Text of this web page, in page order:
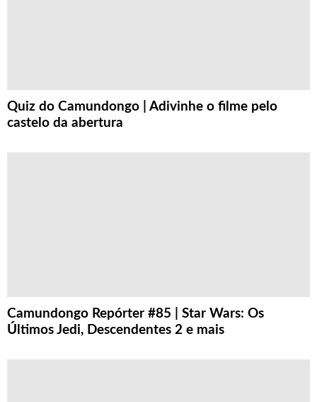
Quiz do Camundongo | Adivinhe o filme pelo
castelo da abertura
Camundongo Repórter #85 | Star Wars: Os
Últimos Jedi, Descendentes 2 e mais